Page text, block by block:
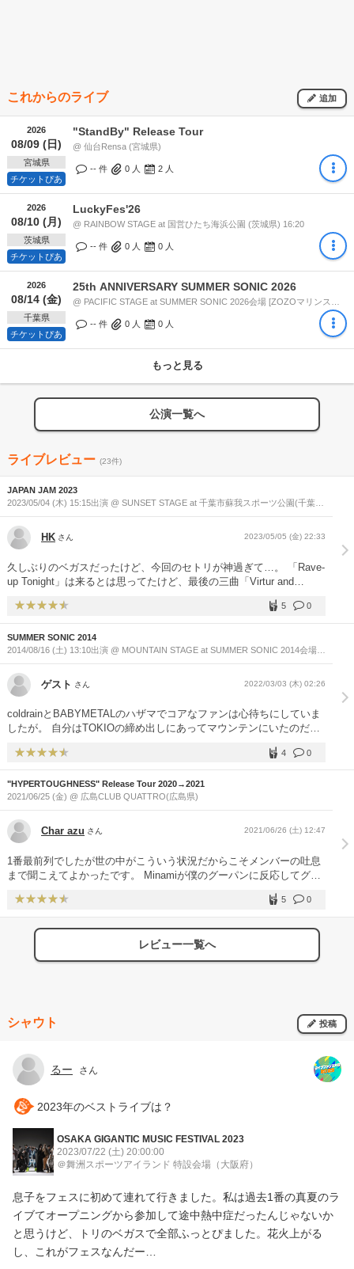
これからのライブ 追加
2026
08/09 (日)
宮城県
チケットぴあ
"StandBy" Release Tour
@ 仙台Rensa (宮城県)
-- 件 0 人 2 人
2026
08/10 (月)
茨城県
チケットぴあ
LuckyFes'26
@ RAINBOW STAGE at 国営ひたち海浜公園 (茨城県) 16:20
-- 件 0 人 0 人
2026
08/14 (金)
千葉県
チケットぴあ
25th ANNIVERSARY SUMMER SONIC 2026
-- 件 0 人 0 人
もっと見る
公演一覧へ
ライブレビュー (23件)
JAPAN JAM 2023
2023/05/04 (木) 15:15出演 @ SUNSET STAGE at 千葉市蘇我スポーツ公園(千葉
県)
HK さん 2023/05/05 (金) 22:33
久しぶりのベガスだったけど、今回のセトリが神過ぎて…。 「Rave-
up Tonight」は来るとは思ってたけど、最後の三曲「Virtur and
の自分にとってはかなり嬉しいセトリだったね。 曲のイントロでわ
かるんだけど、会場が「うわぁー！！」ってなって鳥肌たったね。
ちょっと前のベガスだったらこのどこかに「Party Boys」が入ったん
だけど、最後に「Love at…」が来たのは以外だったし最高だっ
た…。 新曲もマジでカッコよすぎた。SoとMinamiがギター弾いてる
のかなりレア！！ 改めて他の曲全部また聴きたくなるそんな感じの
感動的ライブでした。 あとメンバー全員若返ってる気がしたのは俺
だけ？？
0
5
SUMMER SONIC 2014
2014/08/16 (土) 13:10出演 @ MOUNTAIN STAGE at SUMMER SONIC 2014会場
[QVCマリンフィールド / 幕張メッセ](千葉県)
ゲスト さん 2022/03/03 (木) 02:26
coldrainとBABYMETALのハザマでコアなファンは心待ちにしていま
したが。 自分はTOKIOの締め出しにあってマウンテンにいたのだけ
ろに クリーンとデスボのボーカルにクリーンは女性？と勘違いした
ほどです。 ものすごく新鮮だったし、かっこよかった。会場の真ん
中でみんなと踊りまくり。 JUST AWAKEが鳴り出したとたん、ん？
ハンターハンターじゃん、まじかーと思いさらにこころの高鳴りは最
高潮！！ その後のBABYMETALはさらなる周りの圧縮が半端ないほ
どすごかったけど、すぐに地元に来るPHASE2ツアーライブチケット
買っちゃいましたとさ。めでたし、めでたし。
0
4
"HYPERTOUGHNESS" Release Tour 2020→2021
2021/06/25 (金) @ 広島CLUB QUATTRO(広島県)
Char azu さん 2021/06/26 (土) 12:47
1番最前列でしたが世の中がこういう状況だからこそメンバーの吐息
まで聞こえてよかったです。 Minamiが僕のグーパンに反応してグー
0
5
レビュー一覧へ
シャウト 投稿
るー さん
2023年のベストライブは？
OSAKA GIGANTIC MUSIC FESTIVAL 2023
2023/07/22 (土) 20:00:00
＠舞洲スポーツアイランド 特設会場（大阪府）
息子をフェスに初めて連れて行きました。私は過去1番の真夏のラ
イブてオープニングから参加して途中熱中症だったんじゃないか
と思うけど、トリのベガスで全部ふっとぴました。花火上がる
し、これがフェスなんだー…